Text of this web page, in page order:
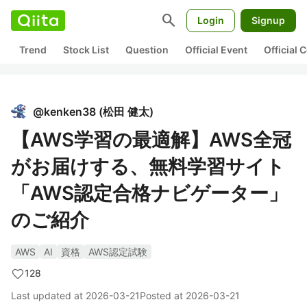
search Login Signup
Trend Stock List Question Official Event Official
@kenken38 (松田 健太)
【AWS学習の最適解】AWS全冠
がお届けする、無料学習サイト
「AWS認定合格ナビゲーター」
のご紹介
AWS AI 資格
AWS認定試験
128
Last updated at 2026-03-21Posted at 2026-03-21